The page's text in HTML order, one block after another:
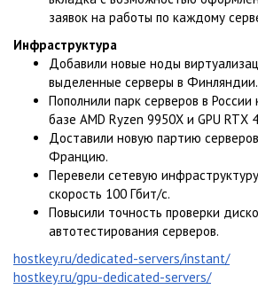
заявок на работы по каждому
Инфраструктура
Добавили новые ноды
выделенные серверы в Финляндии.
Пополнили парк серверов в
базе AMD Ryzen 9950X и GPU RTX
Доставили новую партию
Францию.
Перевели сетевую
скорость 100 Гбит/с.
Повысили точность проверки
автотестирования серверов.
hostkey.ru/dedicated-servers/instant/
hostkey.ru/gpu-dedicated-servers/